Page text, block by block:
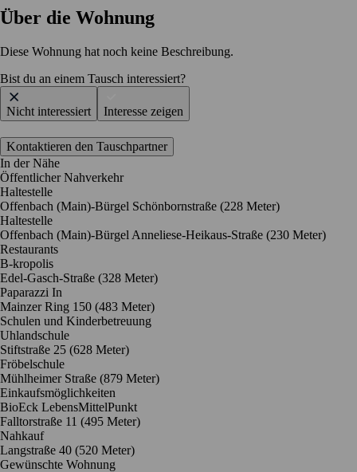
Über die Wohnung
Diese Wohnung hat noch keine Beschreibung.
Bist du an einem Tausch interessiert?
Nicht interessiert Interesse zeigen
Kontaktieren den Tauschpartner
In der Nähe
Öffentlicher Nahverkehr
Haltestelle
Offenbach (Main)-Bürgel Schönbornstraße (228 Meter)
Haltestelle
Offenbach (Main)-Bürgel Anneliese-Heikaus-Straße (230 Meter)
Restaurants
B-kropolis
Edel-Gasch-Straße (328 Meter)
Paparazzi In
Mainzer Ring 150 (483 Meter)
Schulen und Kinderbetreuung
Uhlandschule
Stiftstraße 25 (628 Meter)
Fröbelschule
Mühlheimer Straße (879 Meter)
Einkaufsmöglichkeiten
BioEck LebensMittelPunkt
Falltorstraße 11 (495 Meter)
Nahkauf
Langstraße 40 (520 Meter)
Gewünschte Wohnung